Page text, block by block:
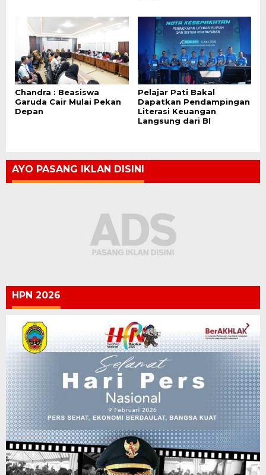
Chandra : Beasiswa
Garuda Cair Mulai Pekan
Depan
Pelajar Pati Bakal
Dapatkan Pendampingan
Literasi Keuangan
Langsung dari BI
AYO PASANG IKLAN DISINI
HPN 2026